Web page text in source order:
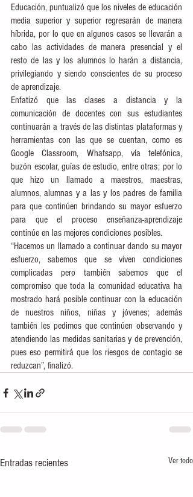
Educación, puntualizó que los niveles de educación
media superior y superior regresarán de manera
híbrida, por lo que en algunos casos se llevarán a
cabo las actividades de manera presencial y el
resto de las y los alumnos lo harán a distancia,
privilegiando y siendo conscientes de su proceso
de aprendizaje.
Enfatizó que las clases a distancia y la
comunicación de docentes con sus estudiantes
continuarán a través de las distintas plataformas y
herramientas con las que se cuentan, como es
Google Classroom, Whatsapp, vía telefónica,
buzón escolar, guías de estudio, entre otras; por lo
que hizo un llamado a maestros, maestras,
alumnos, alumnas y a las y los padres de familia
para que continúen brindando su mayor esfuerzo
para que el proceso enseñanza-aprendizaje
continúe en las mejores condiciones posibles.
“Hacemos un llamado a continuar dando su mayor
esfuerzo, sabemos que se viven condiciones
complicadas pero también sabemos que el
compromiso que toda la comunidad educativa ha
mostrado hará posible continuar con la educación
de nuestros niños, niñas y jóvenes; además
también les pedimos que continúen observando y
atendiendo las medidas sanitarias y de prevención,
pues eso permitirá que los riesgos de contagio se
reduzcan”, finalizó.
Entradas recientes Ver todo